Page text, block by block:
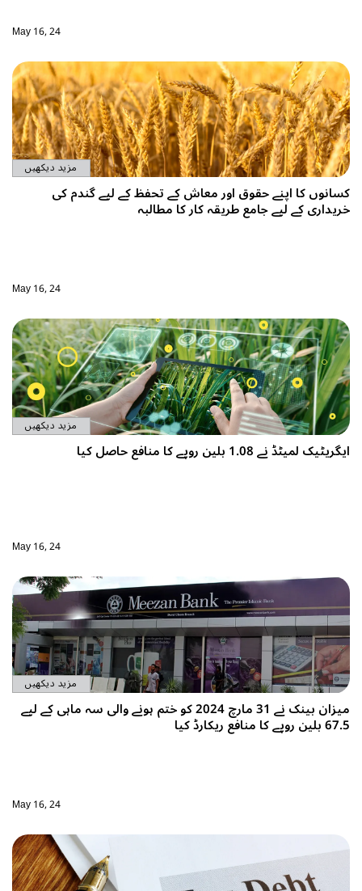
May 16, 24
مزید دیکھیں
کسانوں کا اپنے حقوق اور معاش کے تحفظ کے لیے گندم کی
خریداری کے لیے جامع طریقہ کار کا مطالبہ
May 16, 24
مزید دیکھیں
ایگریٹیک لمیٹڈ نے 1.08 بلین روپے کا منافع حاصل کیا
May 16, 24
مزید دیکھیں
میزان بینک نے 31 مارچ 2024 کو ختم ہونے والی سہ ماہی کے لیے
67.5 بلین روپے کا منافع ریکارڈ کیا
May 16, 24